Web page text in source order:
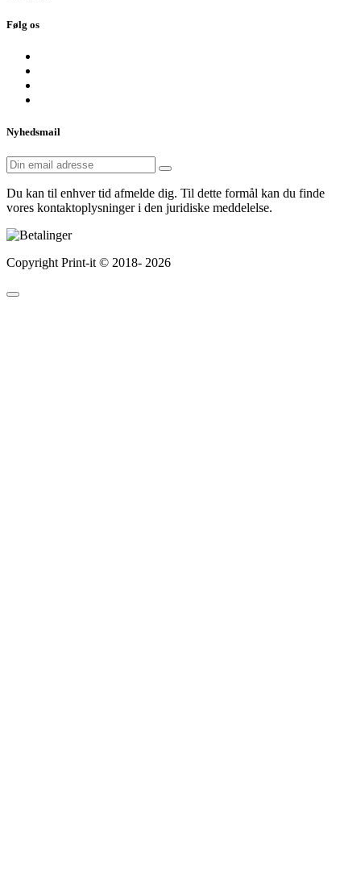
Følg os
Nyhedsmail
Du kan til enhver tid afmelde dig. Til dette formål kan du finde
vores kontaktoplysninger i den juridiske meddelelse.
Copyright Print-it © 2018- 2026